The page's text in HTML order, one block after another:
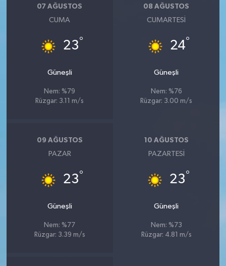
07 AĞUSTOS
CUMA
23°
Güneşli
Nem: %79
Rüzgar: 3.11 m/s
08 AĞUSTOS
CUMARTESI
24°
Güneşli
Nem: %76
Rüzgar: 3.00 m/s
09 AĞUSTOS
PAZAR
23°
Güneşli
Nem: %77
Rüzgar: 3.39 m/s
10 AĞUSTOS
PAZARTESI
23°
Güneşli
Nem: %73
Rüzgar: 4.81 m/s